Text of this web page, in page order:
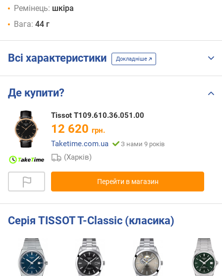
Ремінець: шкіра
Вага: 44 г
Всі характеристики Докладніше
Де купити?
Tissot T109.610.36.051.00
12 620 грн.
Taketime.com.ua
З нами 9 років
(Харків)
Перейти в магазин
Серія TISSOT T-Classic (класика)